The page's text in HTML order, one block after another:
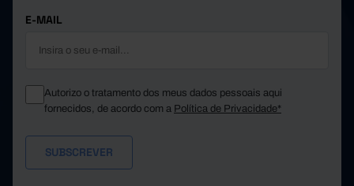
E-MAIL
Autorizo o tratamento dos meus dados pessoais aqui
fornecidos, de acordo com a Política de Privacidade*